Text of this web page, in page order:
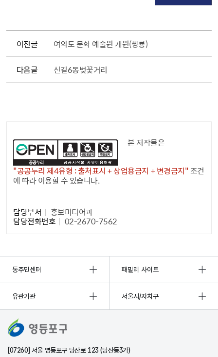
이전글 여의도 문화 예술원 개원(쌍룡)
다음글 신길6동벚꽃거리
본 저작물은
"공공누리 제4유형 : 출처표시 + 상업용금지 + 변경금지"조건
에 따라 이용할 수 있습니다.
담당부서 홍보미디어과
담당전화번호 02-2670-7562
동주민센터 패밀리 사이트
유관기관 서울시/자치구
[07260] 서울 영등포구 당산로 123 (당산동3가)